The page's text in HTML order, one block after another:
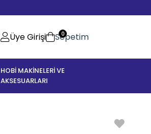
Üye Girişi Sepetim
0
HOBİ MAKİNELERİ VE
AKSESUARLARI